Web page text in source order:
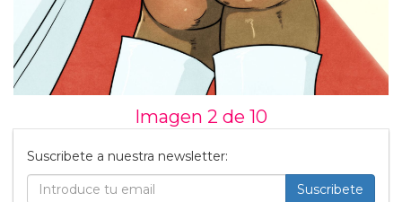
Imagen 2 de 10
Suscribete a nuestra newsletter:
Suscribete